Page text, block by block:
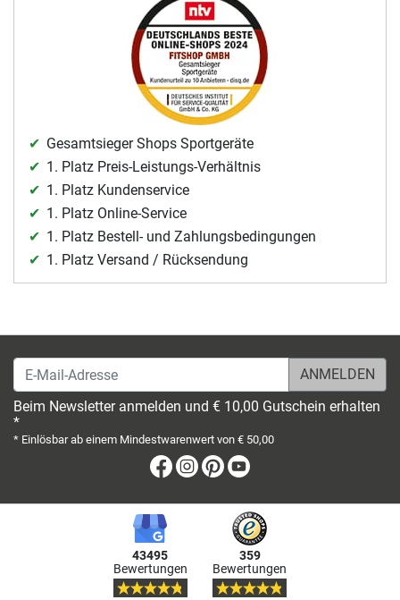
Gesamtsieger Shops Sportgeräte
1. Platz Preis-Leistungs-Verhältnis
1. Platz Kundenservice
1. Platz Online-Service
1. Platz Bestell- und Zahlungsbedingungen
1. Platz Versand / Rücksendung
E-Mail-Adresse
Beim Newsletter anmelden und € 10,00 Gutschein erhalten
*
* Einlösbar ab einem Mindestwarenwert von € 50,00
Facebook
Instagram
Pinterest
43495
Bewertungen
359
Bewertungen